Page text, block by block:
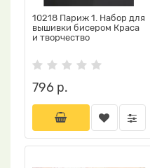
10218 Париж 1. Набор для
вышивки бисером Краса
и творчество
796 р.